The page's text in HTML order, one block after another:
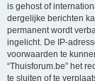
is gehost of
dergelijke berichten
permanent wordt
ingelicht. De IP-
voorwaarden te
“Thuisforum.be” het
te sluiten of te